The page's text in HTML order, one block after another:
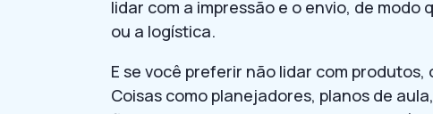
lidar com a impressão e o envio, de
ou a logística.
E se você preferir não lidar com
Coisas como planejadores, planos de